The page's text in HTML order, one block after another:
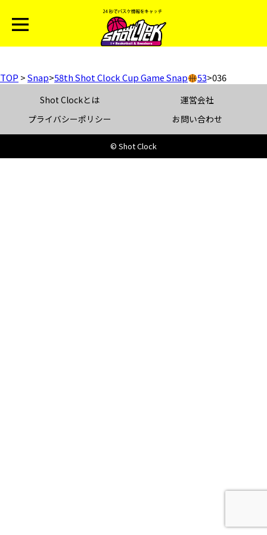
TOP >Snap>58th Shot Clock Cup Game Snap 53>036
Shot Clockとは
運営会社
プライバシーポリシー
お問い合わせ
© Shot Clock